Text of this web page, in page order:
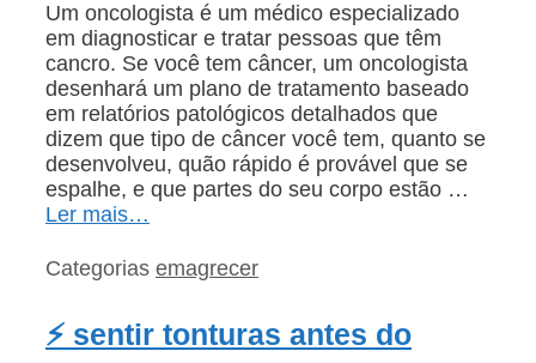
Um oncologista é um médico especializado
em diagnosticar e tratar pessoas que têm
cancro. Se você tem câncer, um oncologista
desenhará um plano de tratamento baseado
em relatórios patológicos detalhados que
dizem que tipo de câncer você tem, quanto se
desenvolveu, quão rápido é provável que se
espalhe, e que partes do seu corpo estão …
Ler mais…
Categorias emagrecer
⚡ sentir tonturas antes do